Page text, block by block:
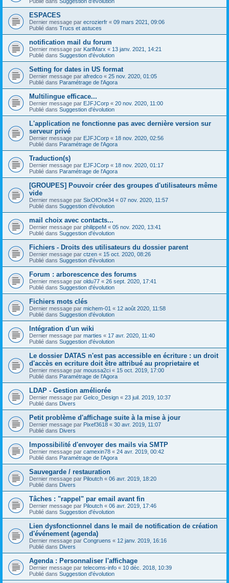
ESPACES
Dernier message par ecrozierfr « 09 mars 2021, 09:06
Publié dans Trucs et astuces
notification mail du forum
Dernier message par KarlMarx « 13 janv. 2021, 14:21
Publié dans Suggestion d'évolution
Setting for dates in US format
Dernier message par afredco « 25 nov. 2020, 01:05
Publié dans Paramétrage de l'Agora
Multilingue efficace...
Dernier message par EJFJCorp « 20 nov. 2020, 11:00
Publié dans Suggestion d'évolution
L'application ne fonctionne pas avec dernière version sur
serveur privé
Dernier message par EJFJCorp « 18 nov. 2020, 02:56
Publié dans Paramétrage de l'Agora
Traduction(s)
Dernier message par EJFJCorp « 18 nov. 2020, 01:17
Publié dans Paramétrage de l'Agora
[GROUPES] Pouvoir créer des groupes d'utilisateurs même
vide
Dernier message par SixOfOne34 « 07 nov. 2020, 11:57
Publié dans Suggestion d'évolution
mail choix avec contacts...
Dernier message par philippeM « 05 nov. 2020, 13:41
Publié dans Suggestion d'évolution
Fichiers - Droits des utilisateurs du dossier parent
Dernier message par ctzen « 15 oct. 2020, 08:26
Publié dans Suggestion d'évolution
Forum : arborescence des forums
Dernier message par oldu77 « 26 sept. 2020, 17:41
Publié dans Suggestion d'évolution
Fichiers mots clés
Dernier message par michem-01 « 12 août 2020, 11:58
Publié dans Suggestion d'évolution
Intégration d'un wiki
Dernier message par marties « 17 avr. 2020, 11:40
Publié dans Suggestion d'évolution
Le dossier DATAS n'est pas accessible en écriture : un droit
d'accès en ecriture doit être attribué au proprietaire et
Dernier message par moussa2ci « 15 oct. 2019, 17:00
Publié dans Paramétrage de l'Agora
LDAP - Gestion améliorée
Dernier message par Gelco_Design « 23 juil. 2019, 10:37
Publié dans Divers
Petit problème d'affichage suite à la mise à jour
Dernier message par Pixef3618 « 30 avr. 2019, 11:07
Publié dans Divers
Impossibilité d'envoyer des mails via SMTP
Dernier message par camexin78 « 24 avr. 2019, 00:42
Publié dans Paramétrage de l'Agora
Sauvegarde / restauration
Dernier message par Piloutch « 06 avr. 2019, 18:20
Publié dans Divers
Tâches : "rappel" par email avant fin
Dernier message par Piloutch « 06 avr. 2019, 17:46
Publié dans Suggestion d'évolution
Lien dysfonctionnel dans le mail de notification de création
d'événement (agenda)
Dernier message par Congruens « 12 janv. 2019, 16:16
Publié dans Divers
Agenda : Personnaliser l'affichage
Dernier message par telecoms-info « 10 déc. 2018, 10:39
Publié dans Suggestion d'évolution